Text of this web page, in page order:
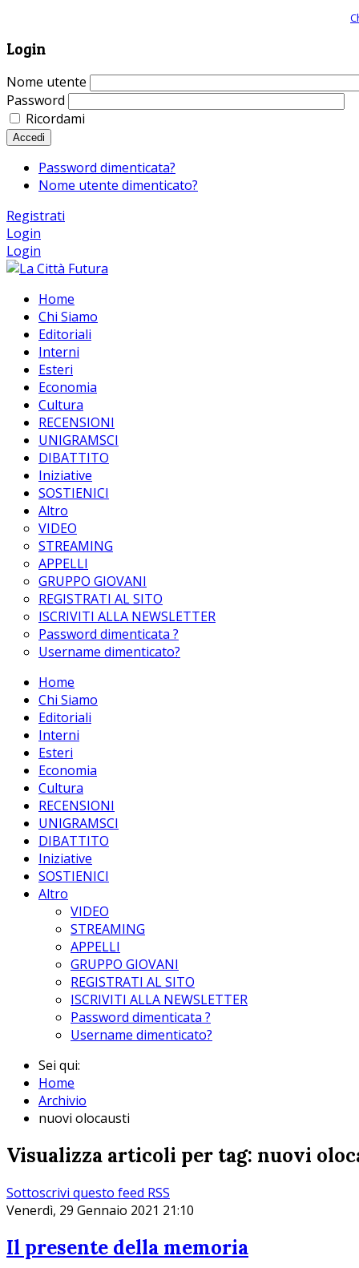
Login
Nome utente
Password
Ricordami
Accedi
Password dimenticata?
Nome utente dimenticato?
Registrati
Login
Login
Home
Chi Siamo
Editoriali
Interni
Esteri
Economia
Cultura
RECENSIONI
UNIGRAMSCI
DIBATTITO
Iniziative
SOSTIENICI
Altro
VIDEO
STREAMING
APPELLI
GRUPPO GIOVANI
REGISTRATI AL SITO
ISCRIVITI ALLA NEWSLETTER
Password dimenticata ?
Username dimenticato?
Home
Chi Siamo
Editoriali
Interni
Esteri
Economia
Cultura
RECENSIONI
UNIGRAMSCI
DIBATTITO
Iniziative
SOSTIENICI
Altro
VIDEO
STREAMING
APPELLI
GRUPPO GIOVANI
REGISTRATI AL SITO
ISCRIVITI ALLA NEWSLETTER
Password dimenticata ?
Username dimenticato?
Sei qui:
Home
Archivio
nuovi olocausti
Visualizza articoli per tag: nuovi
Sottoscrivi questo feed RSS
Venerdì, 29 Gennaio 2021 21:10
Il presente della memoria